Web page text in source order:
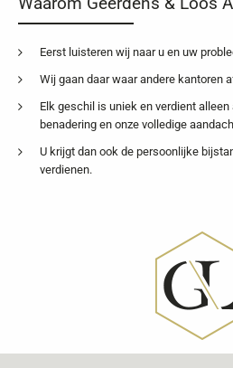
Eerst luisteren wij naar u en uw
Wij gaan daar waar andere kantoren
Elk geschil is uniek en verdient
benadering en onze volledige
U krijgt dan ook de persoonlijke
verdienen.